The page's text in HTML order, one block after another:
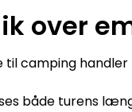
over
til camping
både turens